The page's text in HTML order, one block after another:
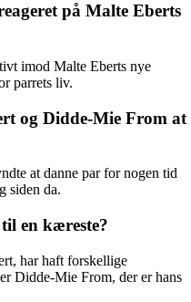
på Malte Eberts
imod Malte Eberts nye
parrets liv.
og Didde-Mie From at
at danne par for nogen tid
siden da.
en kæreste?
har haft forskellige
Didde-Mie From, der er hans